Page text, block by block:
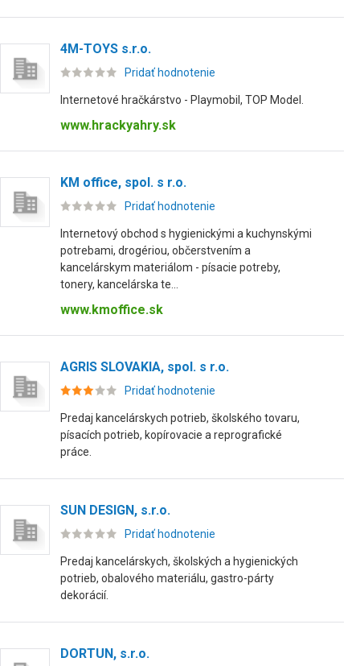
4M-TOYS s.r.o.
Pridať hodnotenie
Internetové hračkárstvo - Playmobil, TOP Model.
www.hrackyahry.sk
KM office, spol. s r.o.
Pridať hodnotenie
Internetový obchod s hygienickými a kuchynskými
potrebami, drogériou, občerstvením a
kancelárskym materiálom - písacie potreby,
tonery, kancelárska te...
www.kmoffice.sk
AGRIS SLOVAKIA, spol. s r.o.
Pridať hodnotenie
Predaj kancelárskych potrieb, školského tovaru,
písacích potrieb, kopírovacie a reprografické
práce.
SUN DESIGN, s.r.o.
Pridať hodnotenie
Predaj kancelárskych, školských a hygienických
potrieb, obalového materiálu, gastro-párty
dekorácií.
DORTUN, s.r.o.